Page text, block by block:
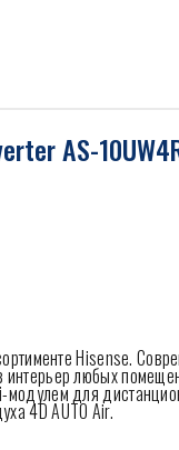
AS-
Hisense.
интерьер любых
для
4D AUTO Air.